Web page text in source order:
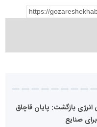
انرژی بازگشت: پایان قاچاق
صنایع